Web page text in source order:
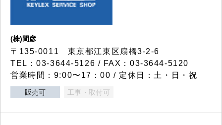
(株)間彦
〒135-0011 東京都江東区扇橋3-2-6
TEL：03-3644-5126 / FAX：03-3644-5120
営業時間：9:00〜17：00 / 定休日：土・日・祝
販売可 工事・取付可